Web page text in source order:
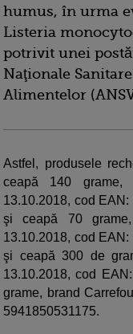
humus, în urma
Listeria
potrivit unei
Naţionale
Alimentelor
Astfel, produsele
ceapă 140
13.10.2018, cod
şi ceapă 70
13.10.2018, cod
şi ceapă 300 de
13.10.2018, cod
grame, brand
5941850531175.